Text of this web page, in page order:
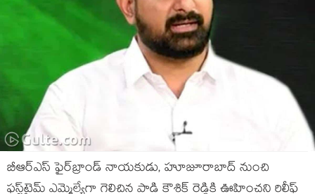
బీఆర్‌ఎస్ ఫైర్‌బ్రాండ్ నాయకుడు, హూజూరాబాద్ నుంచి